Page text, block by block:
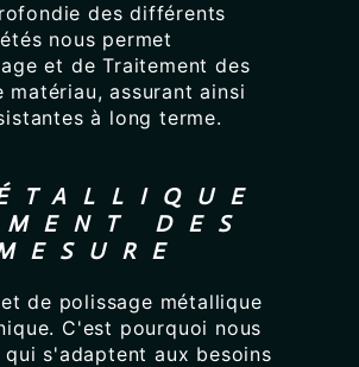
des différents
nous permet
et de Traitement des
matériau, assurant ainsi
à long terme.
DES
de polissage métallique
C'est pourquoi nous
s'adaptent aux besoins